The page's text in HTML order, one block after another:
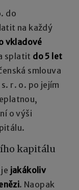
do
na každý
vkladové
splatit do 5 let
smlouva
r. o. po jejím
o výši
kapitálu
jakákoliv
. Naopak